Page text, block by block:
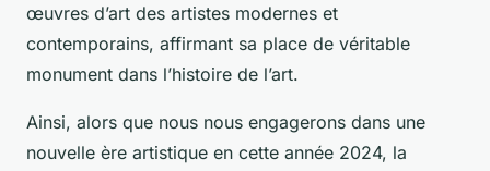
œuvres d’art des artistes modernes et
contemporains, affirmant sa place de véritable
monument dans l’histoire de l’art.
Ainsi, alors que nous nous engagerons dans une
nouvelle ère artistique en cette année 2024, la